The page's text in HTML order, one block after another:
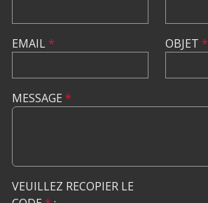
EMAIL* OBJET *
MESSAGE *
VEUILLEZ RECOPIER LE